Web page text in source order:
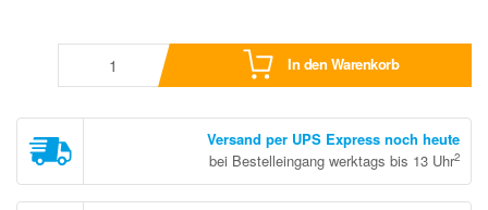
In den Warenkorb
Versand per UPS Express noch heute
bei Bestelleingang werktags bis 13 Uhr2